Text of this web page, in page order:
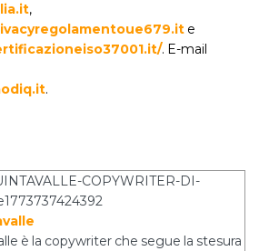
,
e
. E-mail
.
è la copywriter che segue la stesura